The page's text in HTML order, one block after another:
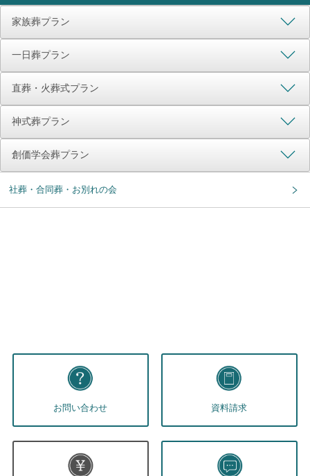
家族葬プラン
一日葬プラン
直葬・火葬式プラン
神式葬プラン
創価学会葬プラン
社葬・合同葬・お別れの会
お問い合わせ 資料請求